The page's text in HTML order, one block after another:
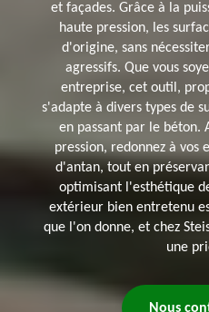
et façades. Grâce à la
haute pression, les
d'origine, sans
agressifs. Que vous
entreprise, cet outil,
s'adapte à divers types de
en passant par le béton.
pression, redonnez à vos
d'antan, tout en
optimisant l'esthétique
extérieur bien entretenu
que l'on donne, et chez
une
Nous